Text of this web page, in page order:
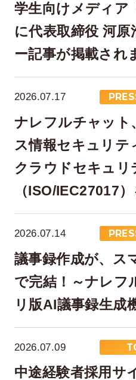
学生向けメディア
に代表取締役 河
ー記事が掲載され
2026.07.17
ナレフルチャット
ス情報セキュリテ
クラウドセキュリ
（ISO/IEC27017
2026.07.14
議事録作成が、ス
で完結！～ナレフ
リ版AI議事録生成
2026.07.09
中途経験者採用サ